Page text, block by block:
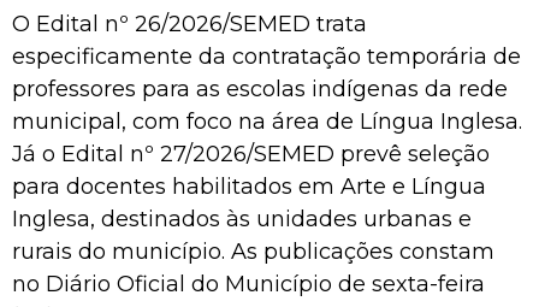
O Edital nº 26/2026/SEMED trata
especificamente da contratação temporária de
professores para as escolas indígenas da rede
municipal, com foco na área de Língua Inglesa.
Já o Edital nº 27/2026/SEMED prevê seleção
para docentes habilitados em Arte e Língua
Inglesa, destinados às unidades urbanas e
rurais do município. As publicações constam
no Diário Oficial do Município de sexta-feira